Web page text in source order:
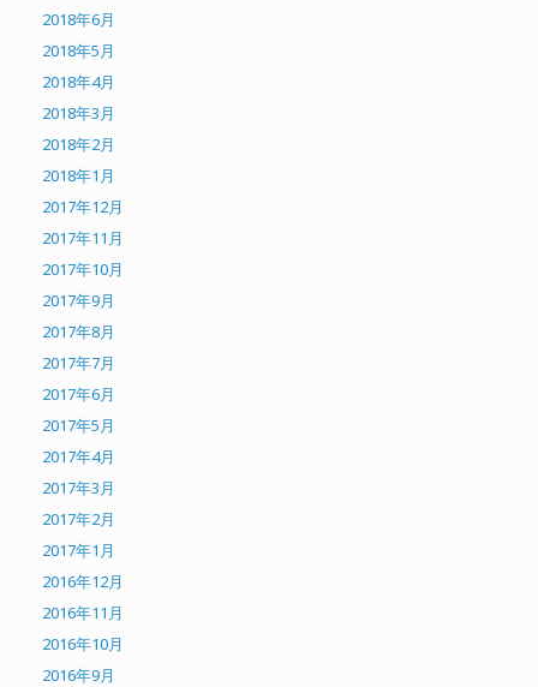
2018年6月
2018年5月
2018年4月
2018年3月
2018年2月
2018年1月
2017年12月
2017年11月
2017年10月
2017年9月
2017年8月
2017年7月
2017年6月
2017年5月
2017年4月
2017年3月
2017年2月
2017年1月
2016年12月
2016年11月
2016年10月
2016年9月